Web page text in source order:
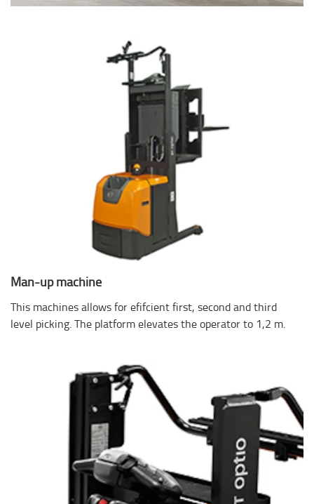
Man-up machine
This machines allows for efifcient first, second and third
level picking. The platform elevates the operator to 1,2 m.